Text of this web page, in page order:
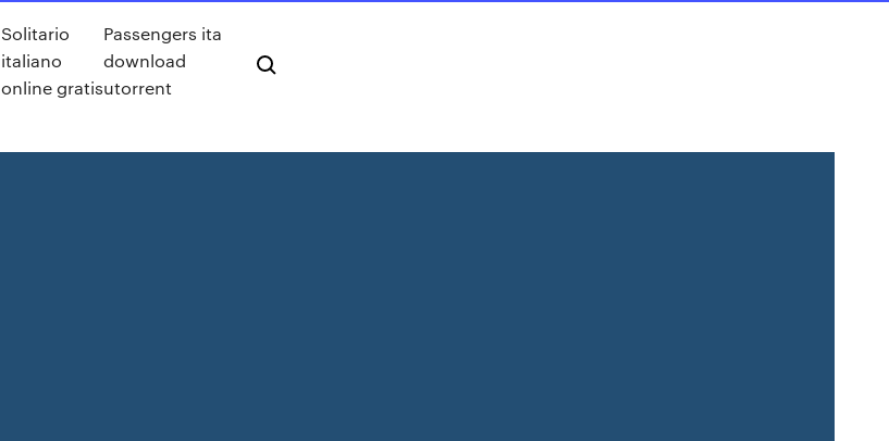
Solitario
italiano
online gratis
Passengers ita
download
utorrent